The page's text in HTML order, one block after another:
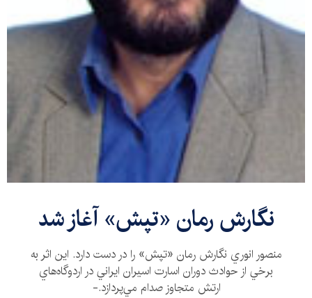
نگارش رمان «تپش» آغاز شد
منصور انوري نگارش رمان «تپش» را در دست دارد. اين اثر به
برخي از حوادث دوران اسارت اسيران ايراني در اردوگاه‌هاي
ارتش متجاوز صدام مي‌پردازد.-